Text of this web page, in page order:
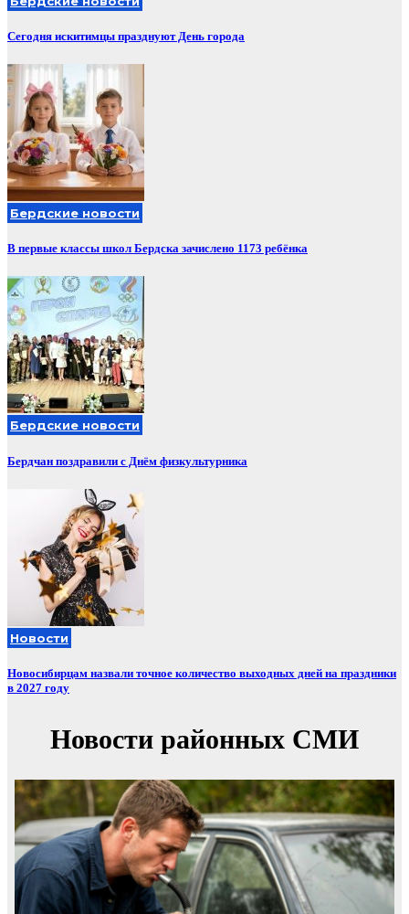
Сегодня искитимцы празднуют День города
Бердские новости
В первые классы школ Бердска зачислено 1173 ребёнка
Бердские новости
Бердчан поздравили с Днём физкультурника
Новости
Новосибирцам назвали точное количество выходных дней на праздники
в 2027 году